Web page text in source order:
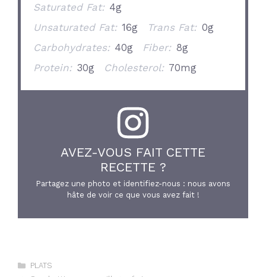
Saturated Fat: 4g
Unsaturated Fat: 16g Trans Fat: 0g
Carbohydrates: 40g Fiber: 8g
Protein: 30g Cholesterol: 70mg
AVEZ-VOUS FAIT CETTE
RECETTE ?
Partagez une photo et identifiez-nous : nous avons
hâte de voir ce que vous avez fait !
Catégories
PLATS